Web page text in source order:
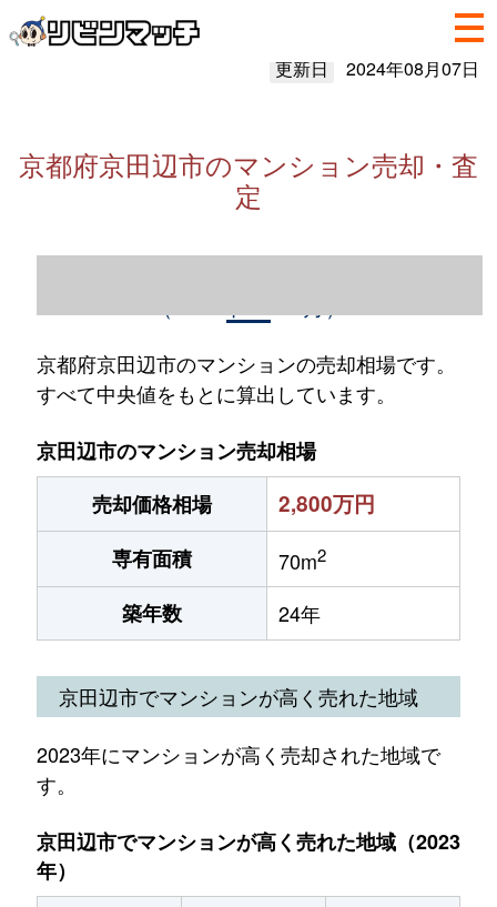
更新日 2024年08月07日
京都府京田辺市のマンション売却・査
定
京都府京田辺市のマンションの売却相場です。
すべて中央値をもとに算出しています。
京田辺市のマンション売却相場
売却価格相場
2,800万円
専有面積 70m2
築年数 24年
京田辺市でマンションが高く売れた地域
2023年にマンションが高く売却された地域で
す。
京田辺市でマンションが高く売れた地域（2023
年）